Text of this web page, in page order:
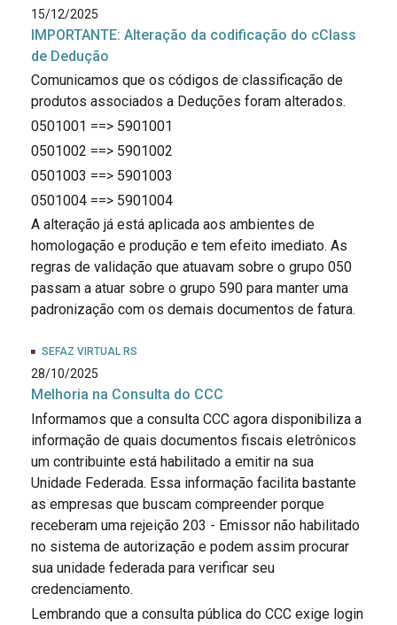
15/12/2025
IMPORTANTE: Alteração da codificação do cClass
de Dedução
Comunicamos que os códigos de classificação de
produtos associados a Deduções foram alterados.
0501001 ==> 5901001
0501002 ==> 5901002
0501003 ==> 5901003
0501004 ==> 5901004
A alteração já está aplicada aos ambientes de
homologação e produção e tem efeito imediato. As
regras de validação que atuavam sobre o grupo 050
passam a atuar sobre o grupo 590 para manter uma
padronização com os demais documentos de fatura.
SEFAZ VIRTUAL RS
28/10/2025
Melhoria na Consulta do CCC
Informamos que a consulta CCC agora disponibiliza a
informação de quais documentos fiscais eletrônicos
um contribuinte está habilitado a emitir na sua
Unidade Federada. Essa informação facilita bastante
as empresas que buscam compreender porque
receberam uma rejeição 203 - Emissor não habilitado
no sistema de autorização e podem assim procurar
sua unidade federada para verificar seu
credenciamento.
Lembrando que a consulta pública do CCC exige login